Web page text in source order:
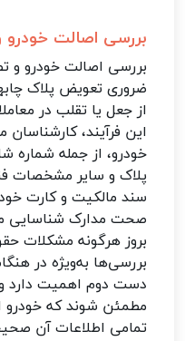
بررسی اصالت
بررسی اصالت خودرو و
ضروری تعویض پلاک
از جعل یا تقلب در
این فرآیند،
خودرو، از جمله شماره
پلاک و سایر مشخصات
سند مالکیت و کارت
صحت مدارک شناسایی
بروز هرگونه مشکلات
بررسی‌ها به‌ویژه در
دست دوم اهمیت دارد
مطمئن شوند که خودرو
تمامی اطلاعات آن